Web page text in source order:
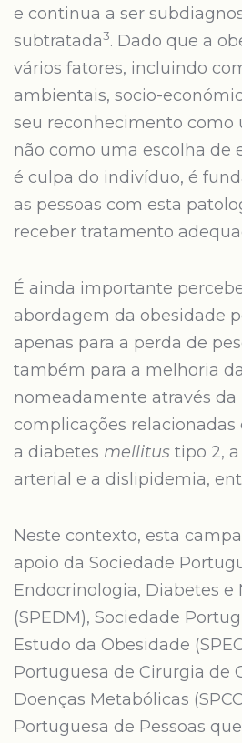
e continua a ser
subtratada3. Dado que a
vários fatores, incluindo
ambientais, socio-
seu reconhecimento como
não como uma escolha de
é culpa do indivíduo, é
as pessoas com esta
receber tratamento
É ainda importante
abordagem da obesidade
apenas para a perda de
também para a melhoria
nomeadamente através
complicações relacionadas
a diabetes mellitus tipo 2,
arterial e a dislipidemia,
Neste contexto, esta
apoio da Sociedade
Endocrinologia, Diabetes e
(SPEDM), Sociedade
Estudo da Obesidade
Portuguesa de Cirurgia de
Doenças Metabólicas
Portuguesa de Pessoas